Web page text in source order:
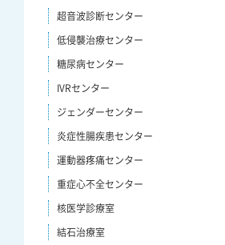
超音波診断センター
低侵襲治療センター
糖尿病センター
IVRセンター
ジェンダーセンター
炎症性腸疾患センター
運動器疼痛センター
重症心不全センター
核医学診療室
結石治療室